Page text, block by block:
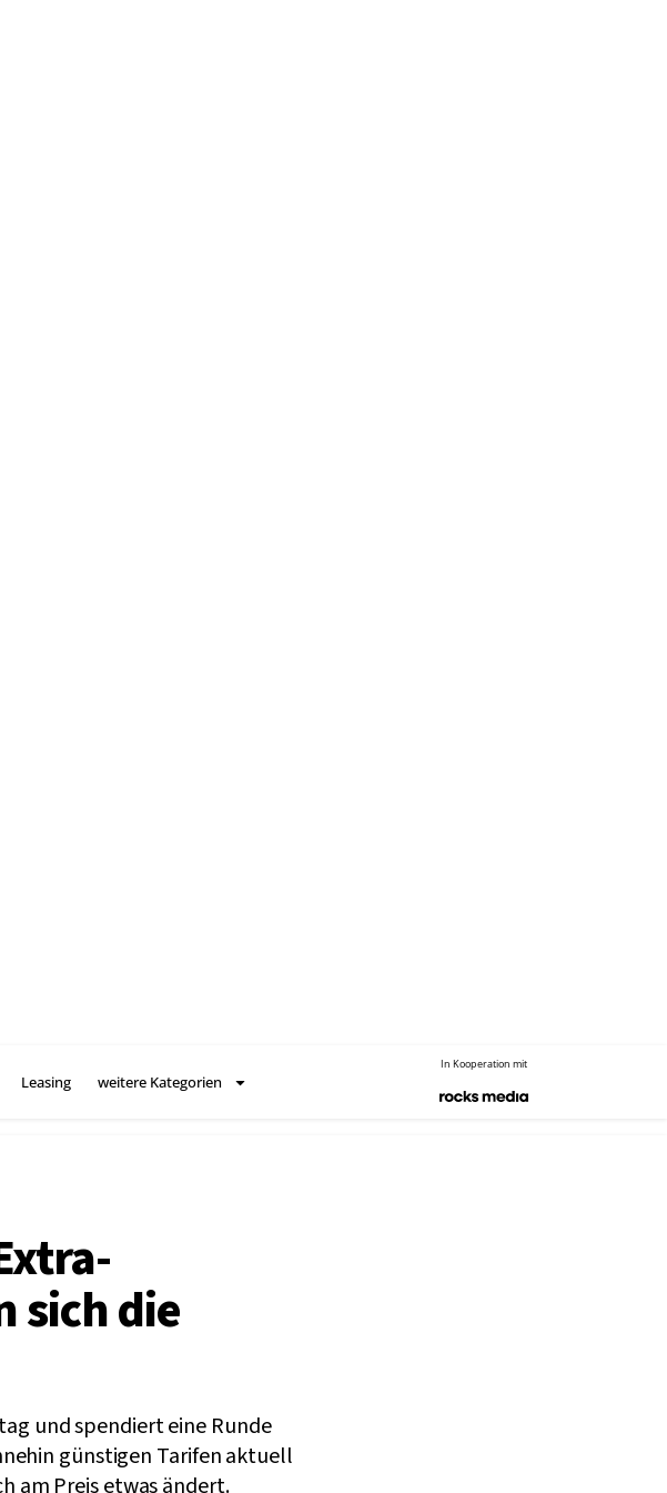
Leasing weitere Kategorien
In Kooperation mit
sich die
und spendiert eine Runde
günstigen Tarifen aktuell
am Preis etwas ändert.